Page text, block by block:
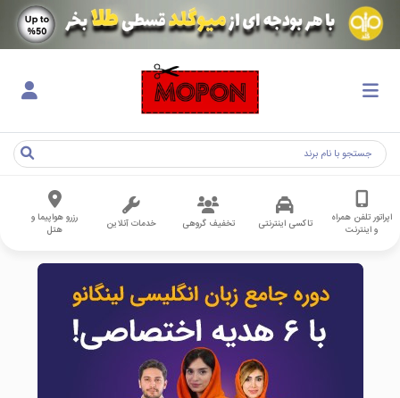
اپراتور تلفن همراه
و اینترنت
تاکسی اینترنتی تخفیف گروهی خدمات آنلاین
رزرو هواپیما و
هتل